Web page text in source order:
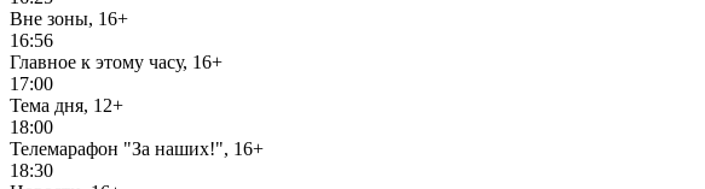
Вне зоны, 16+
16:56
Главное к этому часу, 16+
17:00
Тема дня, 12+
18:00
Телемарафон "За наших!", 16+
18:30